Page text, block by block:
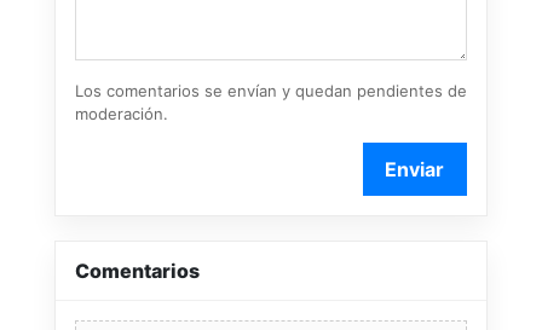
Los comentarios se envían y quedan pendientes de
moderación.
Enviar
Comentarios